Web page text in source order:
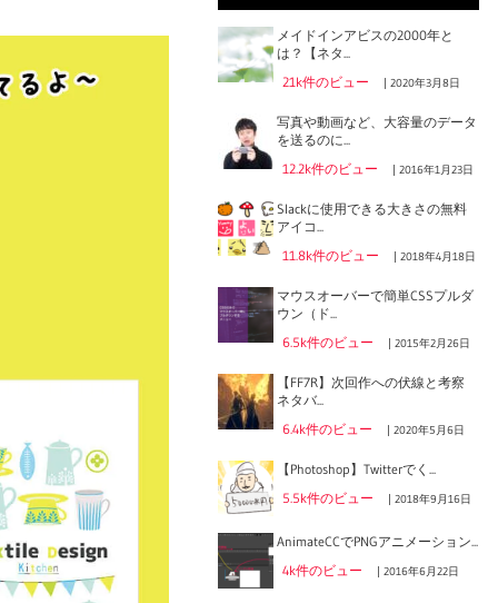
メイドインアビスの2000年と
は？【ネタ...
21k件のビュー |2020年3月8日
写真や動画など、大容量のデータ
を送るのに...
12.2k件のビュー |2016年1月23日
Slackに使用できる大きさの無料
アイコ...
11.8k件のビュー |2018年4月18日
マウスオーバーで簡単CSSプルダ
ウン（ド...
6.5k件のビュー |2015年2月26日
【FF7R】次回作への伏線と考察
ネタバ...
6.4k件のビュー |2020年5月6日
【Photoshop】Twitterでく...
5.5k件のビュー |2018年9月16日
AnimateCCでPNGアニメーション...
4k件のビュー |2016年6月22日